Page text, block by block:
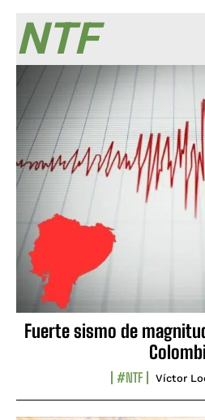
NTF
Fuerte sismo de
#NTF Víctor